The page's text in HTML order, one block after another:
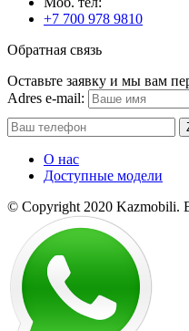
+7 700 978 9810
Обратная связь
Оставьте заявку и мы вам
Adres e-mail:
О нас
Доступные модели
© Copyright 2020 Kazmobili.